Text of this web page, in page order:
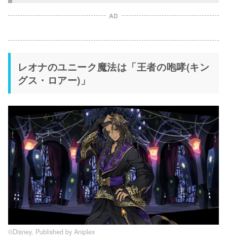
AD
レオナのユニーク魔法は「王者の咆哮(キン
グス・ロアー)」
©Disney. Published by Aniplex